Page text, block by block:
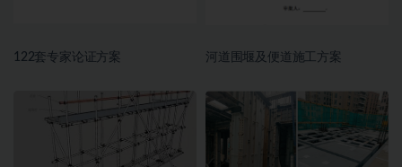
122套专家论证方案 河道围堰及便道施工方案